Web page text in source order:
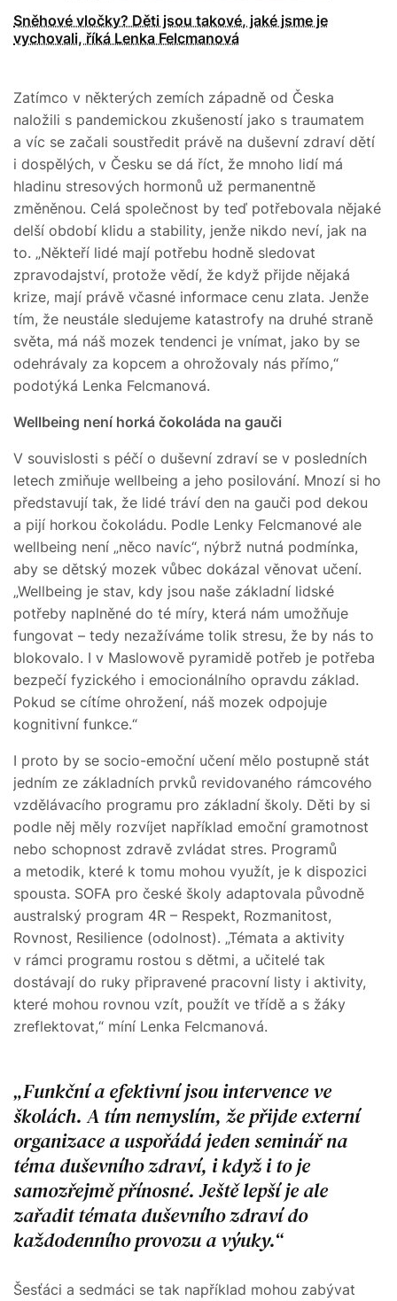
Sněhové vločky? Děti jsou takové, jaké jsme je
vychovali, říká Lenka Felcmanová
Zatímco v některých zemích západně od Česka
naložili s pandemickou zkušeností jako s traumatem
a víc se začali soustředit právě na duševní zdraví dětí
i dospělých, v Česku se dá říct, že mnoho lidí má
hladinu stresových hormonů už permanentně
změněnou. Celá společnost by teď potřebovala nějaké
delší období klidu a stability, jenže nikdo neví, jak na
to. „Někteří lidé mají potřebu hodně sledovat
zpravodajství, protože vědí, že když přijde nějaká
krize, mají právě včasné informace cenu zlata. Jenže
tím, že neustále sledujeme katastrofy na druhé straně
světa, má náš mozek tendenci je vnímat, jako by se
odehrávaly za kopcem a ohrožovaly nás přímo,“
podotýká Lenka Felcmanová.
Wellbeing není horká čokoláda na gauči
V souvislosti s péčí o duševní zdraví se v posledních
letech zmiňuje wellbeing a jeho posilování. Mnozí si ho
představují tak, že lidé tráví den na gauči pod dekou
a pijí horkou čokoládu. Podle Lenky Felcmanové ale
wellbeing není „něco navíc“, nýbrž nutná podmínka,
aby se dětský mozek vůbec dokázal věnovat učení.
„Wellbeing je stav, kdy jsou naše základní lidské
potřeby naplněné do té míry, která nám umožňuje
fungovat – tedy nezažíváme tolik stresu, že by nás to
blokovalo. I v Maslowově pyramidě potřeb je potřeba
bezpečí fyzického i emocionálního opravdu základ.
Pokud se cítíme ohrožení, náš mozek odpojuje
kognitivní funkce.“
I proto by se socio-emoční učení mělo postupně stát
jedním ze základních prvků revidovaného rámcového
vzdělávacího programu pro základní školy. Děti by si
podle něj měly rozvíjet například emoční gramotnost
nebo schopnost zdravě zvládat stres. Programů
a metodik, které k tomu mohou využít, je k dispozici
spousta. SOFA pro české školy adaptovala původně
australský program 4R – Respekt, Rozmanitost,
Rovnost, Resilience (odolnost). „Témata a aktivity
v rámci programu rostou s dětmi, a učitelé tak
dostávají do ruky připravené pracovní listy i aktivity,
které mohou rovnou vzít, použít ve třídě a s žáky
zreflektovat,“ míní Lenka Felcmanová.
Funkční a efektivní jsou intervence ve
školách. A tím nemyslím, že přijde externí
organizace a uspořádá jeden seminář na
téma duševního zdraví, i když i to je
samozřejmě přínosné. Ještě lepší je ale
zařadit témata duševního zdraví do
každodenního provozu a výuky.
Šesťáci a sedmáci se tak například mohou zabývat